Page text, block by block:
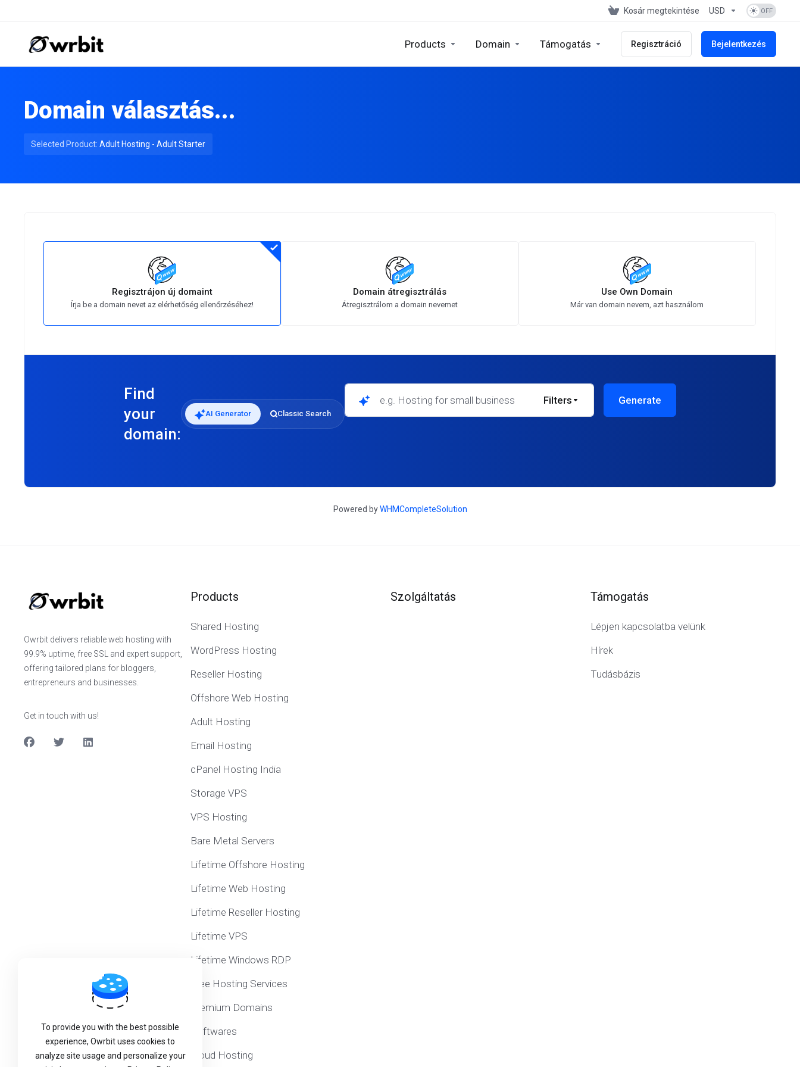
Kosár megtekintése USD
Products Domain Támogatás Regisztráció Bejelentkezés
Domain választás...
Selected Product: Adult Hosting - Adult Starter
Regisztrájon új domaint
Írja be a domain nevet az elérhetőség ellenőrzéséhez!
Domain átregisztrálás
Átregisztrálom a domain nevemet
Use Own Domain
Már van domain nevem, azt használom
Find
your
domain:
AI Generator Classic Search
Filters Generate
Powered byWHMCompleteSolution
Owrbit delivers reliable web hosting with
99.9% uptime, free SSL and expert support,
offering tailored plans for bloggers,
entrepreneurs and businesses.
Get in touch with us!
Products
Shared Hosting
WordPress Hosting
Reseller Hosting
Offshore Web Hosting
Adult Hosting
Email Hosting
cPanel Hosting India
Storage VPS
VPS Hosting
Bare Metal Servers
Lifetime Offshore Hosting
Lifetime Web Hosting
Lifetime Reseller Hosting
Lifetime VPS
Lifetime Windows RDP
Free Hosting Services
Premium Domains
Softwares
Cloud Hosting
Szolgáltatás Támogatás
Lépjen kapcsolatba velünk
Hírek
Tudásbázis
To provide you with the best possible
experience, Owrbit uses cookies to
analyze site usage and personalize your